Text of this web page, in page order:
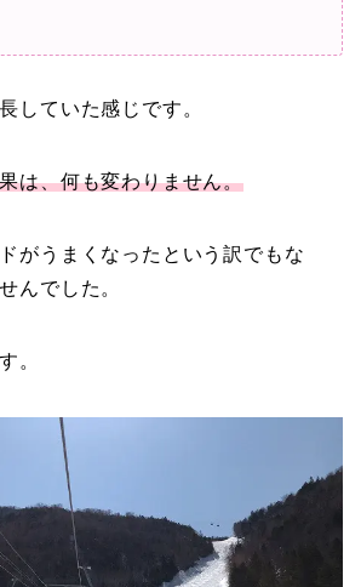
していた感じです。
は、何も変わりません。
がうまくなったという訳でもな
んでした。
。